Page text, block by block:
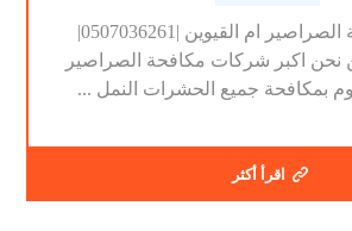
شركة مكافحة الصراصير ام القيوين |0507036261|
نحن اكبر شركات مكافحة الصراصير
بمكافحة جميع الحشرات النمل ...
اقرأ أكثر